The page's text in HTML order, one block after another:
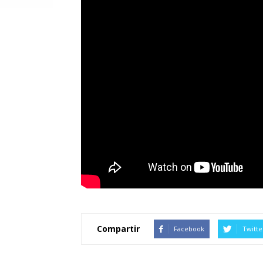
Compartir Facebook